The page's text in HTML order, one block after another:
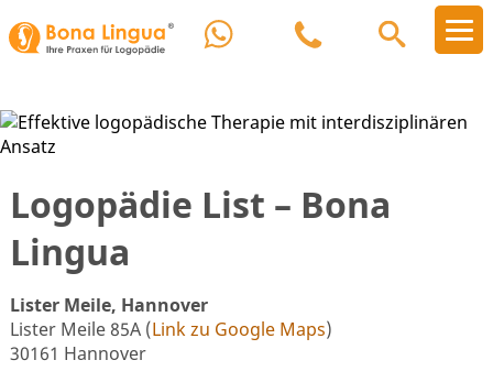
Logopädie List – Bona
Lingua
Lister Meile, Hannover
Lister Meile 85A (Link zu Google Maps)
30161 Hannover